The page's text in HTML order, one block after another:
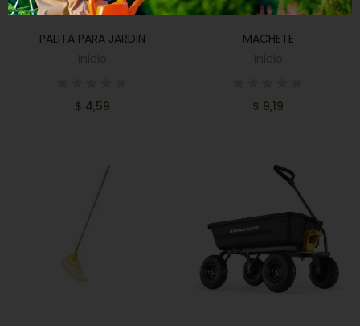
AÑADIR AL CARRITO
PALITA PARA JARDIN
$ 4,59
AÑADIR AL CARRITO
MACHETE
$ 9,19